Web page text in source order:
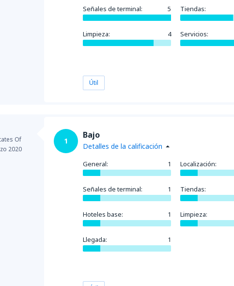
Señales de terminal: 5 Tiendas:
Limpieza: 4 Servicios:
Útil
Of
2020
1
Bajo
Detalles de la calificación
General: 1 Localización:
Señales de terminal: 1 Tiendas:
Hoteles base: 1 Limpieza:
Llegada: 1